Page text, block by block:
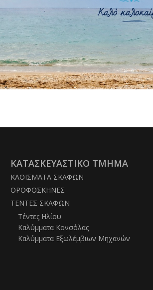
Πλαστικό
Μαύρο
ΚΑΤΑΣΚΕΥΑΣΤΙΚΟ ΤΜΗΜΑ
ΚΑΘΙΣΜΑΤΑ ΣΚΑΦΩΝ
ΟΡΟΦΟΣΚΗΝΕΣ
ΤΕΝΤΕΣ ΣΚΑΦΩΝ
Τέντες Ηλίου
Καλύμματα Κονσόλας
Καλύμματα Εξωλέμβιων Μηχανών